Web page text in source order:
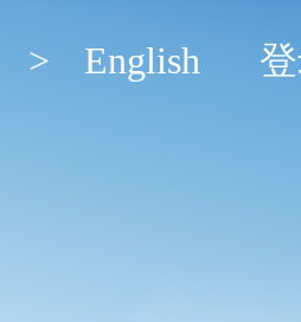
> English